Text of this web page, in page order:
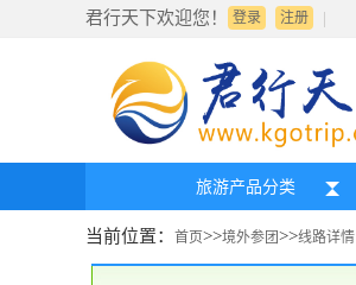
君行天下欢迎您！ 登录 |
注册
旅游产品分类
当前位置： 首页>>境外参团>>线路详情